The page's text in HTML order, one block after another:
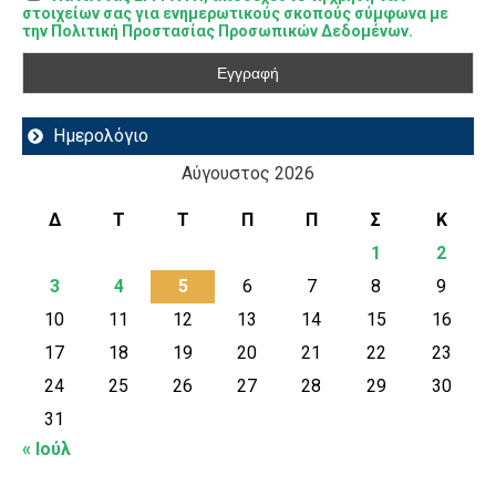
στοιχείων σας για ενημερωτικούς σκοπούς σύμφωνα με
την Πολιτική Προστασίας Προσωπικών Δεδομένων.
Ημερολόγιο
Αύγουστος 2026
Δ Τ Τ Π Π Σ
Κ
1
2
3
4 5 6 7 8
9
10
11 12 13 14 15
16
17
18 19 20 21 22
23
24
25 26 27 28 29
30
31
« Ιούλ